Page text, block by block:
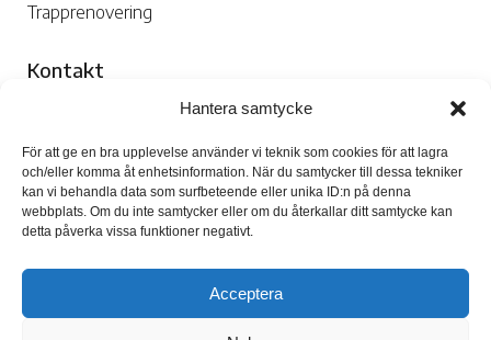
Hantera samtycke
För att ge en bra upplevelse använder vi teknik som cookies för att lagra
och/eller komma åt enhetsinformation. När du samtycker till dessa tekniker
kan vi behandla data som surfbeteende eller unika ID:n på denna
webbplats. Om du inte samtycker eller om du återkallar ditt samtycke kan
detta påverka vissa funktioner negativt.
Acceptera
Trapprenovering
Kontakt
 070-109 29 02